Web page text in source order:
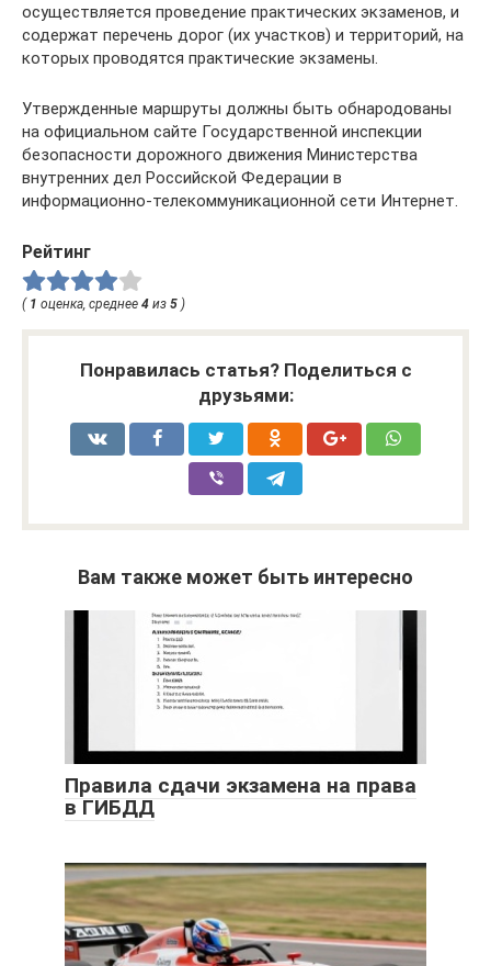
осуществляется проведение практических экзаменов, и
содержат перечень дорог (их участков) и территорий, на
которых проводятся практические экзамены.
Утвержденные маршруты должны быть обнародованы
на официальном сайте Государственной инспекции
безопасности дорожного движения Министерства
внутренних дел Российской Федерации в
информационно-телекоммуникационной сети Интернет.
Рейтинг
( 1 оценка, среднее 4 из 5 )
Понравилась статья? Поделиться с
друзьями:
Вам также может быть интересно
Правила сдачи экзамена на права
в ГИБДД